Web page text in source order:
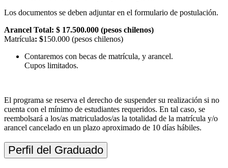
Los documentos se deben adjuntar en el formulario de postulación.
Arancel Total: $ 17.500.000 (pesos chilenos)
Matrícula: $150.000 (pesos chilenos)
Contaremos con becas de matrícula, y arancel.
Cupos limitados.
El programa se reserva el derecho de suspender su realización si no
cuenta con el mínimo de estudiantes requeridos. En tal caso, se
reembolsará a los/as matriculados/as la totalidad de la matrícula y/o
arancel cancelado en un plazo aproximado de 10 días hábiles.
Perfil del Graduado